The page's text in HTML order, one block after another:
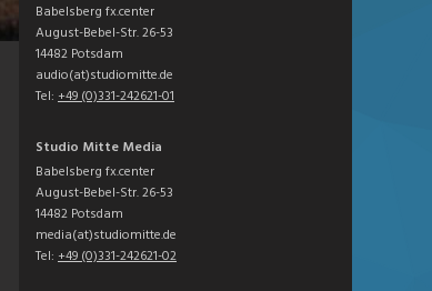
Babelsberg fx.center
August-Bebel-Str. 26-53
14482 Potsdam
audio(at)studiomitte.de
Tel: +49 (0)331-242621-01
Studio Mitte Media
Babelsberg fx.center
August-Bebel-Str. 26-53
14482 Potsdam
media(at)studiomitte.de
Tel: +49 (0)331-242621-02